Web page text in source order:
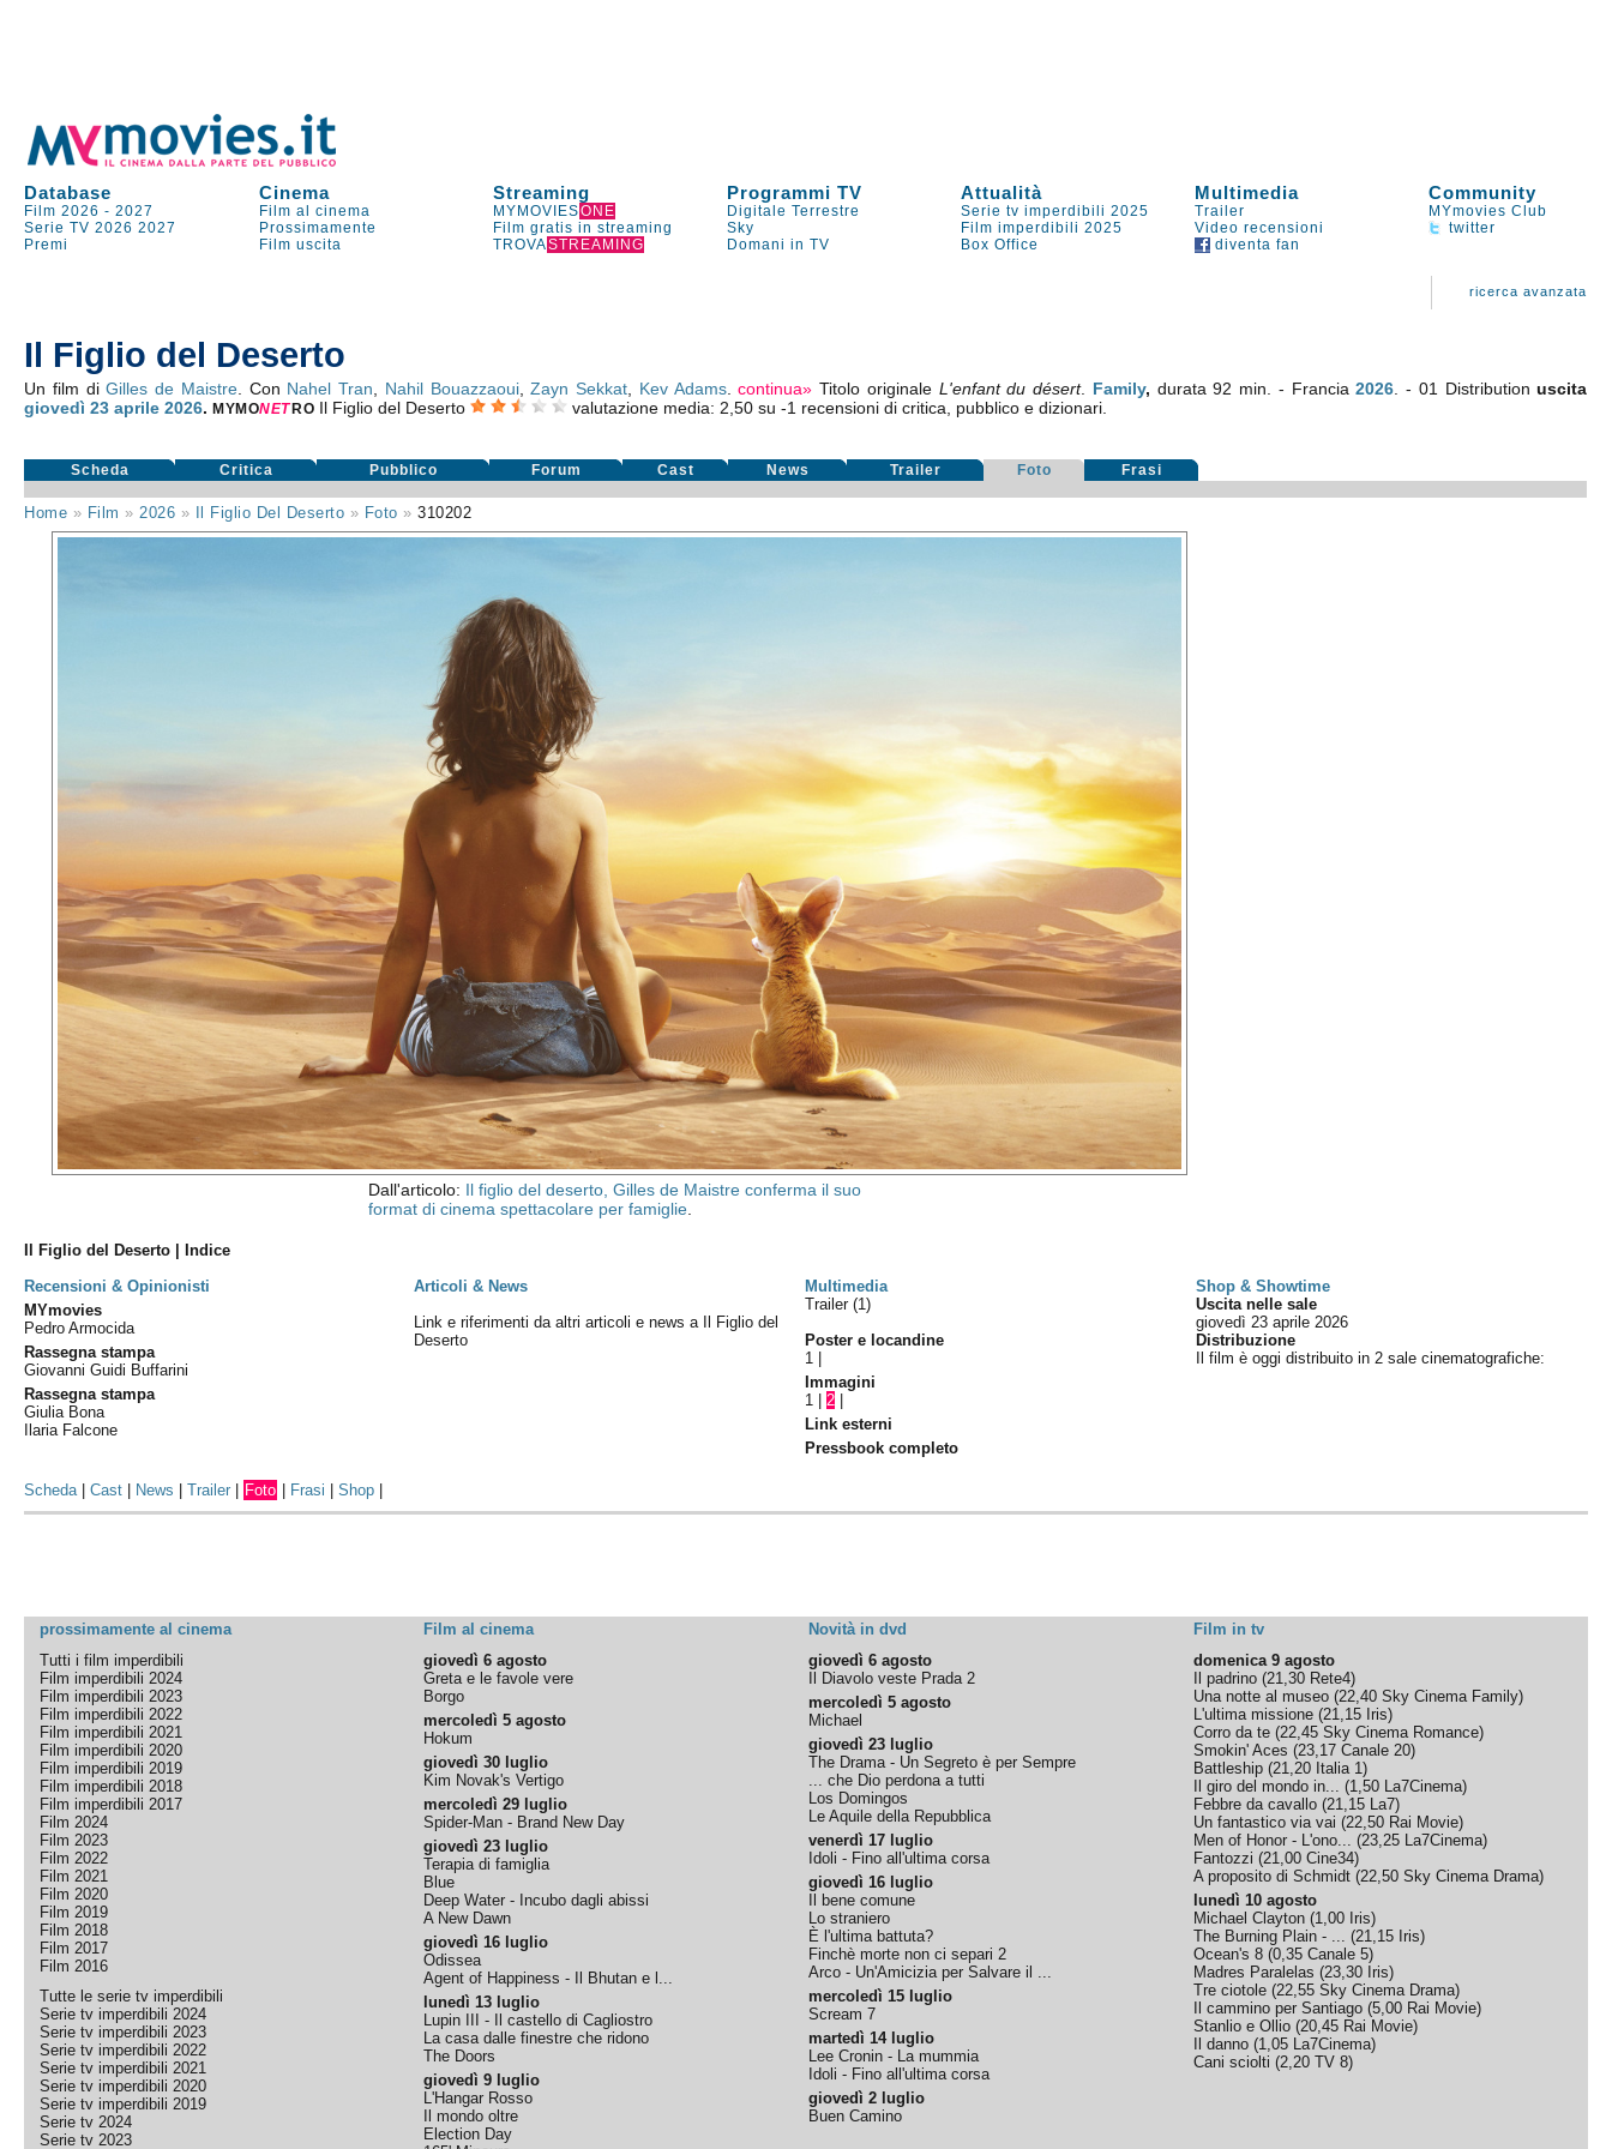
Database Cinema Streaming Programmi TV Attualità Multimedia Community
Film 2026 -2027 Film al cinema MYMOVIESONE Digitale Terrestre Serie tv imperdibili 2025 Trailer
MYmovies Club
Serie TV 2026 2027 Prossimamente Film gratis in streaming Sky Film imperdibili 2025 Video recensioni
twitter
Premi
Film uscita TROVASTREAMING Domani in TV Box Office diventa fan
ricerca avanzata
Il Figlio del Deserto
Un film diGilles de Maistre. Con Nahel Tran Nahil Bouazzaoui,Zayn Sekkat Kev Adams.continua» Titolo originale L'enfant du désert. Family, durata 92 min. - Francia2026 . - 01 Distributionuscita
giovedì 23 aprile 2026.MYMONET RO Il Figlio del Deserto valutazione media: 2,50 su -1 recensioni di critica, pubblico e dizionari.
Scheda Critica Pubblico Forum Cast News Trailer Foto Frasi
Home » Film » 2026 » Il Figlio Del Deserto » Foto »310202
Dall'articolo: Il figlio del deserto, Gilles de Maistre conferma il suo
format di cinema spettacolare per famiglie.
Il Figlio del Deserto | Indice
Recensioni & Opinionisti
Articoli & News Multimedia
Shop & Showtime
MYmovies
Pedro Armocida
Rassegna stampa
Giovanni Guidi Buffarini
Rassegna stampa
Giulia Bona
Ilaria Falcone
Link e riferimenti da altri articoli e news a Il Figlio del
Deserto
Trailer (1)
Poster e locandine
1
Immagini
1 |2
Link esterni
Pressbook completo
Uscita nelle sale
giovedì 23 aprile 2026
Distribuzione
Il film è oggi distribuito in 2 sale cinematografiche:
Scheda|Cast News |Trailer Foto Frasi |Shop
prossimamente al cinema Film al cinema Novità in dvd
Film in tv
Tutti i film imperdibili
Film imperdibili 2024
Film imperdibili 2023
Film imperdibili 2022
Film imperdibili 2021
Film imperdibili 2020
Film imperdibili 2019
Film imperdibili 2018
Film imperdibili 2017
Film 2024
Film 2023
Film 2022
Film 2021
Film 2020
Film 2019
Film 2018
Film 2017
Film 2016
Tutte le serie tv imperdibili
Serie tv imperdibili 2024
Serie tv imperdibili 2023
Serie tv imperdibili 2022
Serie tv imperdibili 2021
Serie tv imperdibili 2020
Serie tv imperdibili 2019
Serie tv 2024
Serie tv 2023
giovedì 6 agosto
Greta e le favole vere
Borgo
mercoledì 5 agosto
Hokum
giovedì 30 luglio
Kim Novak's Vertigo
mercoledì 29 luglio
Spider-Man - Brand New Day
giovedì 23 luglio
Terapia di famiglia
Blue
Deep Water - Incubo dagli abissi
A New Dawn
giovedì 16 luglio
Odissea
Agent of Happiness - Il Bhutan e l...
lunedì 13 luglio
Lupin III - Il castello di Cagliostro
La casa dalle finestre che ridono
The Doors
giovedì 9 luglio
L'Hangar Rosso
Il mondo oltre
Election Day
giovedì 6 agosto
Il Diavolo veste Prada 2
mercoledì 5 agosto
Michael
giovedì 23 luglio
The Drama - Un Segreto è per Sempre
... che Dio perdona a tutti
Los Domingos
Le Aquile della Repubblica
venerdì 17 luglio
Idoli - Fino all'ultima corsa
giovedì 16 luglio
Il bene comune
Lo straniero
È l'ultima battuta?
Finchè morte non ci separi 2
Arco - Un'Amicizia per Salvare il ...
mercoledì 15 luglio
Scream 7
martedì 14 luglio
Lee Cronin - La mummia
Idoli - Fino all'ultima corsa
giovedì 2 luglio
Buen Camino
domenica 9 agosto
Il padrino (21,30 Rete4)
Una notte al museo (22,40 Sky Cinema Family)
L'ultima missione (21,15 Iris)
Corro da te (22,45 Sky Cinema Romance)
Smokin' Aces (23,17 Canale 20)
Battleship (21,20 Italia 1)
Il giro del mondo in... (1,50 La7Cinema)
Febbre da cavallo (21,15 La7)
Un fantastico via vai (22,50 Rai Movie)
Men of Honor - L'ono... (23,25 La7Cinema)
Fantozzi (21,00 Cine34)
A proposito di Schmidt (22,50 Sky Cinema Drama)
lunedì 10 agosto
Michael Clayton (1,00 Iris)
The Burning Plain - ... (21,15 Iris)
Ocean's 8 (0,35 Canale 5)
Madres Paralelas (23,30 Iris)
Tre ciotole (22,55 Sky Cinema Drama)
Il cammino per Santiago (5,00 Rai Movie)
Stanlio e Ollio (20,45 Rai Movie)
Il danno (1,05 La7Cinema)
Cani sciolti (2,20 TV 8)